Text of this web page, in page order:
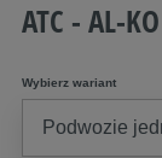
ATC - AL-
Wybierz wariant